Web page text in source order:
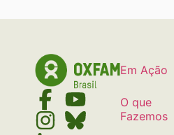
Em Ação
O que
Fazemos